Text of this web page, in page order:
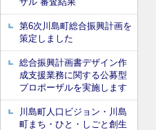
第6次川島町総合振興計画を
策定しました
総合振興計画書デザイン作
成支援業務に関する公募型
プロポーザルを実施します
川島町人口ビジョン・川島
町まち・ひと・しごと創生